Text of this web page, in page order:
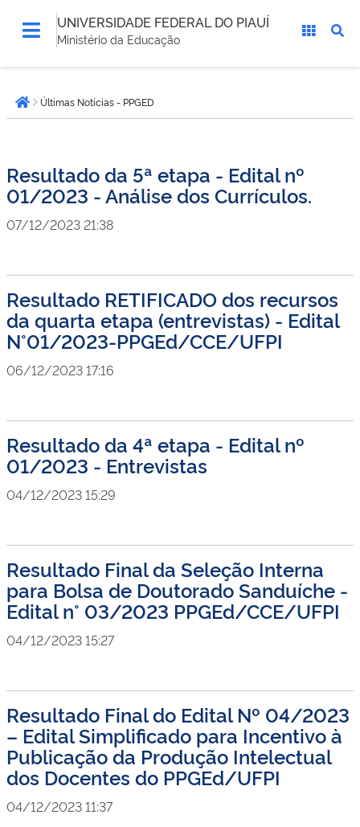
UNIVERSIDADE FEDERAL DO PIAUÍ
Ministério da Educação
está
aqui:Página inicial
Últimas Notícias - PPGED
Resultado da 5ª etapa - Edital nº
01/2023 - Análise dos Currículos.
07/12/2023 21:38
Resultado RETIFICADO dos recursos
da quarta etapa (entrevistas) - Edital
N°01/2023-PPGEd/CCE/UFPI
06/12/2023 17:16
Resultado da 4ª etapa - Edital nº
01/2023 - Entrevistas
04/12/2023 15:29
Resultado Final da Seleção Interna
para Bolsa de Doutorado Sanduíche -
Edital n° 03/2023 PPGEd/CCE/UFPI
04/12/2023 15:27
Resultado Final do Edital Nº 04/2023
– Edital Simplificado para Incentivo à
Publicação da Produção Intelectual
dos Docentes do PPGEd/UFPI
04/12/2023 11:37